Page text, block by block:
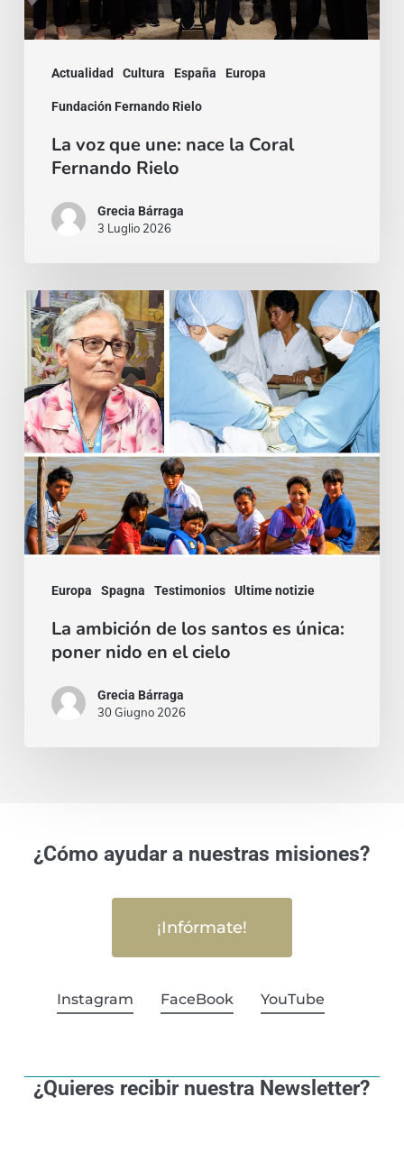
Actualidad Cultura España Europa
Fundación Fernando Rielo
Fernando
La voz que une: nace la Coral
Fernando Rielo
Grecia Bárraga
3 Luglio 2026
Europa Spagna Testimonios Ultime notizie
La
ambición
de
los
santos
es
única:
poner
nido
cieloLa ambición de los santos es única:
poner nido en el cielo
Grecia Bárraga
30 Giugno 2026
¿Cómo ayudar a nuestras misiones?
¡Infórmate!
Instagram FaceBook YouTube
¿Quieres recibir nuestra Newsletter?